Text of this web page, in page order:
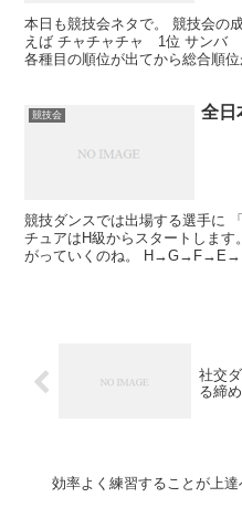
本日も競技会ネタで。 競技会の
えば チャチャチャ 1位 サン
各種目の順位が出てから総合順
競技会 全日
競技ダンスでは出場する選手に
チュアはH級からスタートしま
がっていくのね。
社交
る締
効率よく練習することが上達